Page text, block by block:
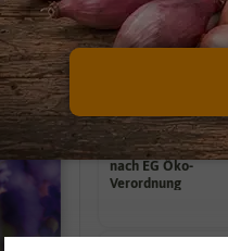
EAN:
Öko-
nach EG Öko-
Verordnung
Saatgut aus
den Richtlinien der
Landwirtschaft